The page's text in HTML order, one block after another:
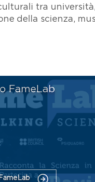
tra
della scienza,
FameLab